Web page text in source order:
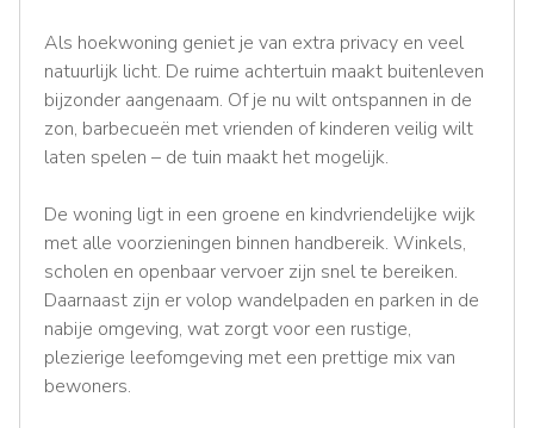
Als hoekwoning geniet je van extra privacy en veel
natuurlijk licht. De ruime achtertuin maakt buitenleven
bijzonder aangenaam. Of je nu wilt ontspannen in de
zon, barbecueën met vrienden of kinderen veilig wilt
laten spelen – de tuin maakt het mogelijk.
De woning ligt in een groene en kindvriendelijke wijk
met alle voorzieningen binnen handbereik. Winkels,
scholen en openbaar vervoer zijn snel te bereiken.
Daarnaast zijn er volop wandelpaden en parken in de
nabije omgeving, wat zorgt voor een rustige,
plezierige leefomgeving met een prettige mix van
bewoners.